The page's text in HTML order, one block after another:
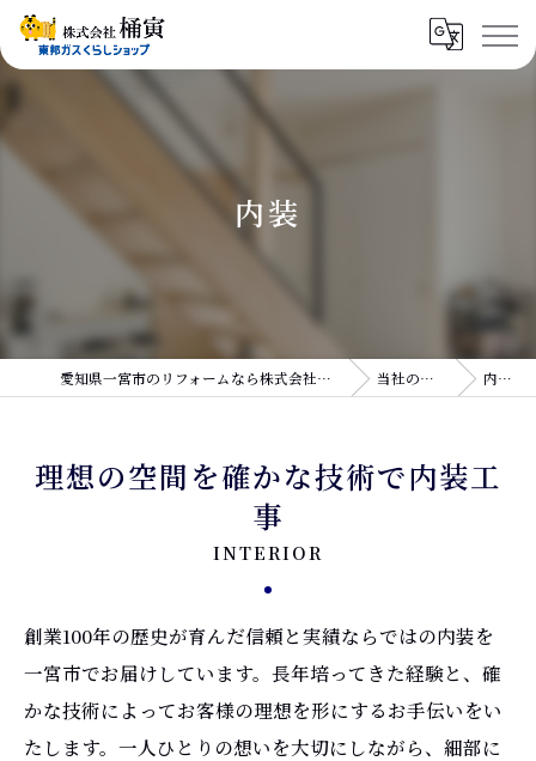
内装
愛知県一宮市のリフォームなら株式会社桶寅 当社の特徴 内装
理想の空間を確かな技術で内装工
事
INTERIOR
創業100年の歴史が育んだ信頼と実績ならではの内装を
一宮市でお届けしています。長年培ってきた経験と、確
かな技術によってお客様の理想を形にするお手伝いをい
たします。一人ひとりの想いを大切にしながら、細部に